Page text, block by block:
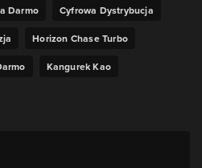
Darmo
Cyfrowa Dystrybucja
Horizon Chase Turbo
Kangurek Kao